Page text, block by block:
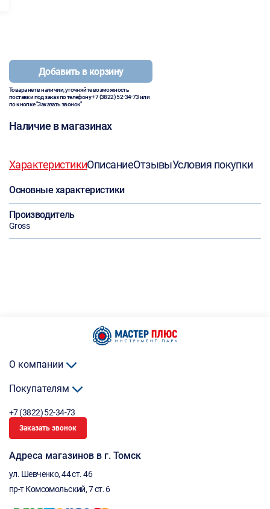
Добавить в корзину
Товара нет в наличии, уточняйте возможность
поставки под заказ по телефону+7 (3822) 52-34-73или
по кнопке "Заказать звонок"
Наличие в магазинах
ХарактеристикиОписаниеОтзывыУсловия покупки
Основные характеристики
Производитель
Gross
О компании
Покупателям
+7 (3822) 52-34-73
Заказать звонок
Адреса магазинов в г. Томск
ул. Шевченко, 44 ст. 46
пр-т Комсомольский, 7 ст. 6